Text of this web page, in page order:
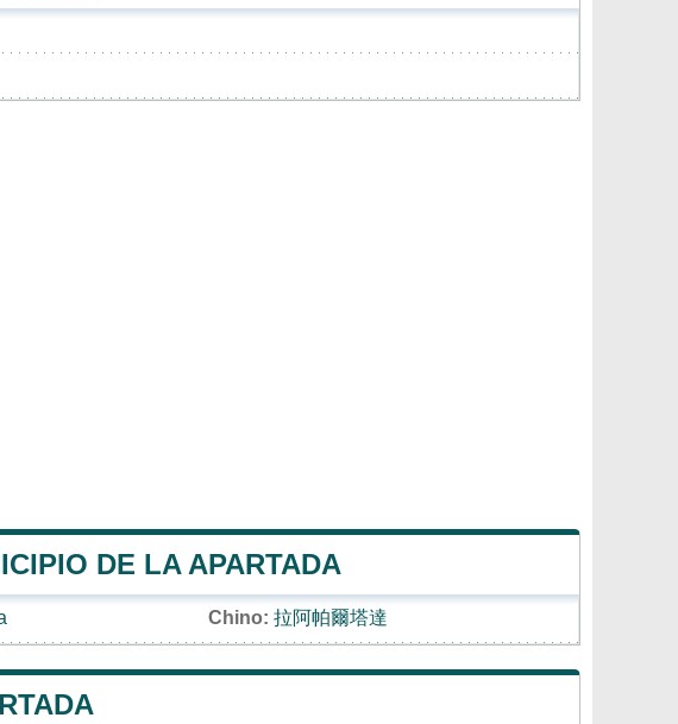
DE LA APARTADA
Chino: 拉阿帕爾塔達